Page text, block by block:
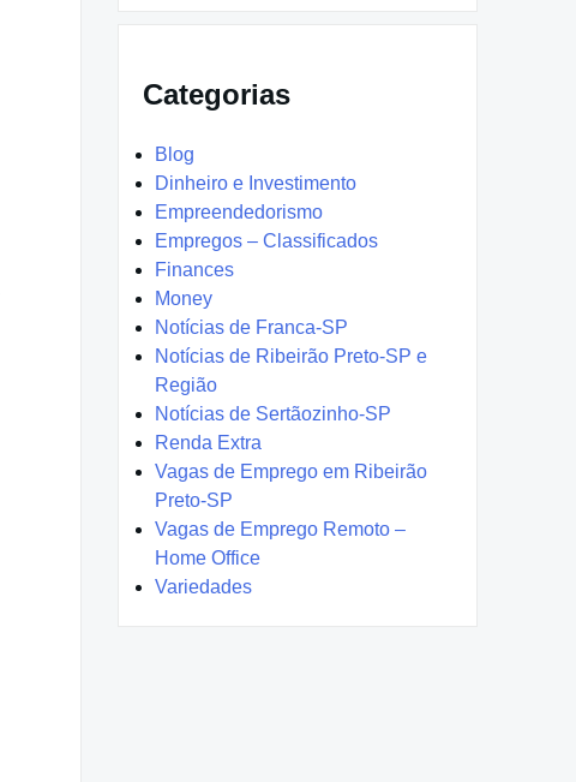
Categorias
Blog
Dinheiro e Investimento
Empreendedorismo
Empregos – Classificados
Finances
Money
Notícias de Franca-SP
Notícias de Ribeirão Preto-SP e
Região
Notícias de Sertãozinho-SP
Renda Extra
Vagas de Emprego em Ribeirão
Preto-SP
Vagas de Emprego Remoto –
Home Office
Variedades